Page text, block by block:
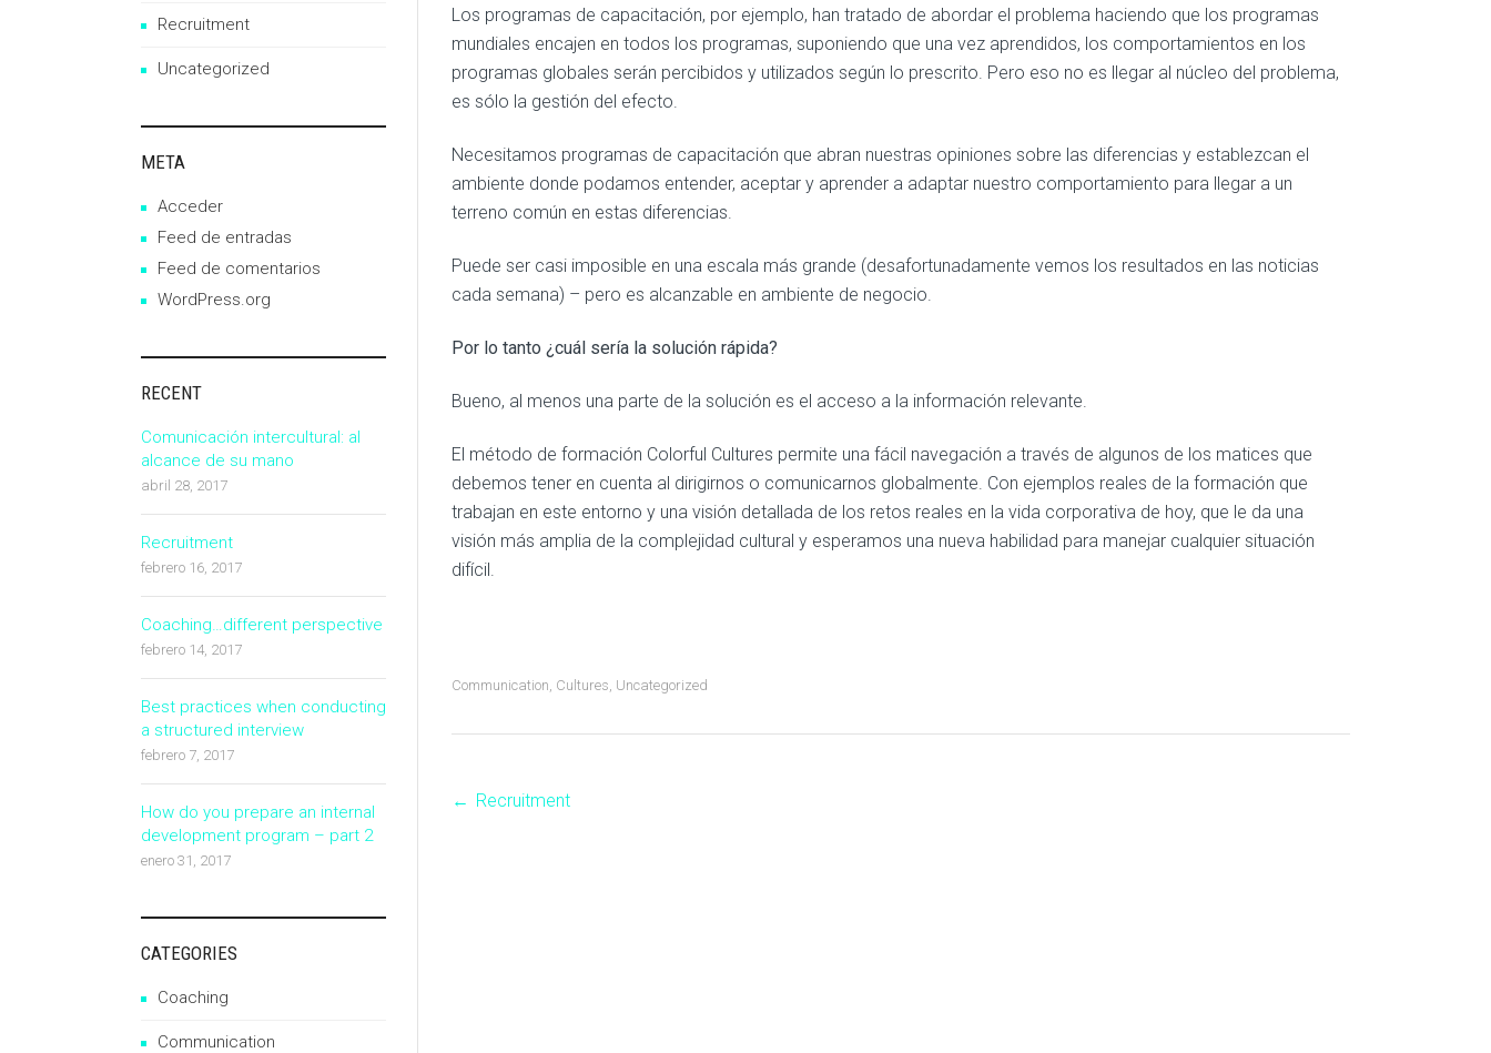
Los programas de capacitación, por ejemplo, han tratado de abordar el problema haciendo que los programas
mundiales encajen en todos los programas, suponiendo que una vez aprendidos, los comportamientos en los
programas globales serán percibidos y utilizados según lo prescrito. Pero eso no es llegar al núcleo del problema,
es sólo la gestión del efecto.
Necesitamos programas de capacitación que abran nuestras opiniones sobre las diferencias y establezcan el
ambiente donde podamos entender, aceptar y aprender a adaptar nuestro comportamiento para llegar a un
terreno común en estas diferencias.
Puede ser casi imposible en una escala más grande (desafortunadamente vemos los resultados en las noticias
cada semana) – pero es alcanzable en ambiente de negocio.
Por lo tanto ¿cuál sería la solución rápida?
Bueno, al menos una parte de la solución es el acceso a la información relevante.
El método de formación Colorful Cultures permite una fácil navegación a través de algunos de los matices que
debemos tener en cuenta al dirigirnos o comunicarnos globalmente. Con ejemplos reales de la formación que
trabajan en este entorno y una visión detallada de los retos reales en la vida corporativa de hoy, que le da una
visión más amplia de la complejidad cultural y esperamos una nueva habilidad para manejar cualquier situación
difícil.
Communication, Cultures, Uncategorized
Post
← Recruitment
Recruitment
Uncategorized
META
Acceder
Feed de entradas
Feed de comentarios
WordPress.org
RECENT
Comunicación intercultural: al
alcance de su mano
abril 28, 2017
Recruitment
febrero 16, 2017
Coaching…different perspective
febrero 14, 2017
Best practices when conducting
a structured interview
febrero 7, 2017
How do you prepare an internal
development program – part 2
enero 31, 2017
CATEGORIES
Coaching
Communication